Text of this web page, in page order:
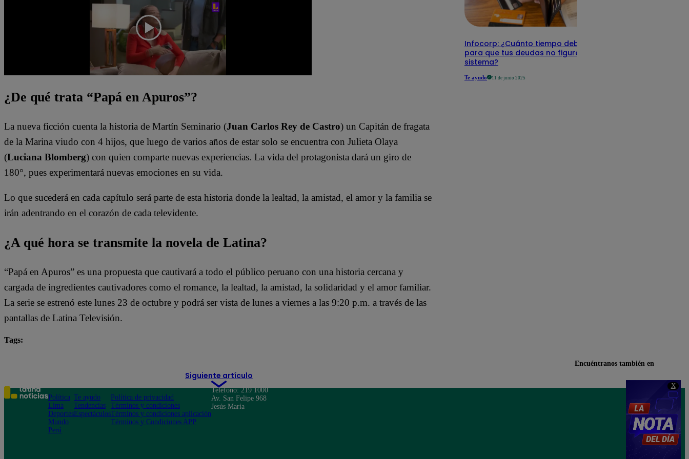
X
¿De qué trata “Papá en Apuros”?
La nueva ficción cuenta la historia de Martín Seminario (Juan Carlos Rey de Castro) un Capitán de fragata
de la Marina viudo con 4 hijos, que luego de varios años de estar solo se encuentra con Julieta Olaya
(Luciana Blomberg) con quien comparte nuevas experiencias. La vida del protagonista dará un giro de
180°, pues experimentará nuevas emociones en su vida.
Lo que sucederá en cada capítulo será parte de esta historia donde la lealtad, la amistad, el amor y la familia se
irán adentrando en el corazón de cada televidente.
¿A qué hora se transmite la novela de Latina?
“Papá en Apuros” es una propuesta que cautivará a todo el público peruano con una historia cercana y
cargada de ingredientes cautivadores como el romance, la lealtad, la amistad, la solidaridad y el amor familiar.
La serie se estrenó este lunes 23 de octubre y podrá ser vista de lunes a viernes a las 9:20 p.m. a través de las
pantallas de Latina Televisión.
Tags:
Siguiente artículo
Infocorp: ¿Cuánto tiempo debe pasar
para que tus deudas no figuren en su
sistema?
Te ayudo 11 de junio 2025
Encuéntranos también en
Política
Lima
Deportes
Mundo
Perú
Te ayudo
Tendencias
Espectáculos
Política de privacidad
Términos y condiciones
Términos y condiciones aplicación
Términos y Condiciones APP
Teléfono: 219 1000
Av. San Felipe 968
Jesús María